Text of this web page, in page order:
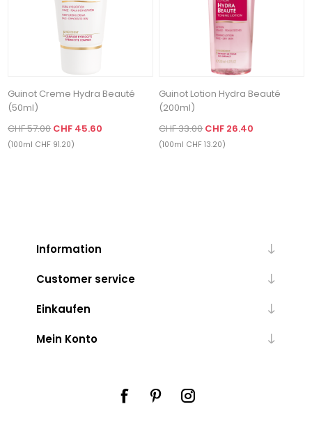
Guinot Creme Hydra Beauté
(50ml)
CHF 57.00 CHF 45.60
(100ml CHF 91.20)
Guinot Lotion Hydra Beauté
(200ml)
CHF 33.00CHF 26.40
(100ml CHF 13.20)
Information
Customer service
Einkaufen
Mein Konto